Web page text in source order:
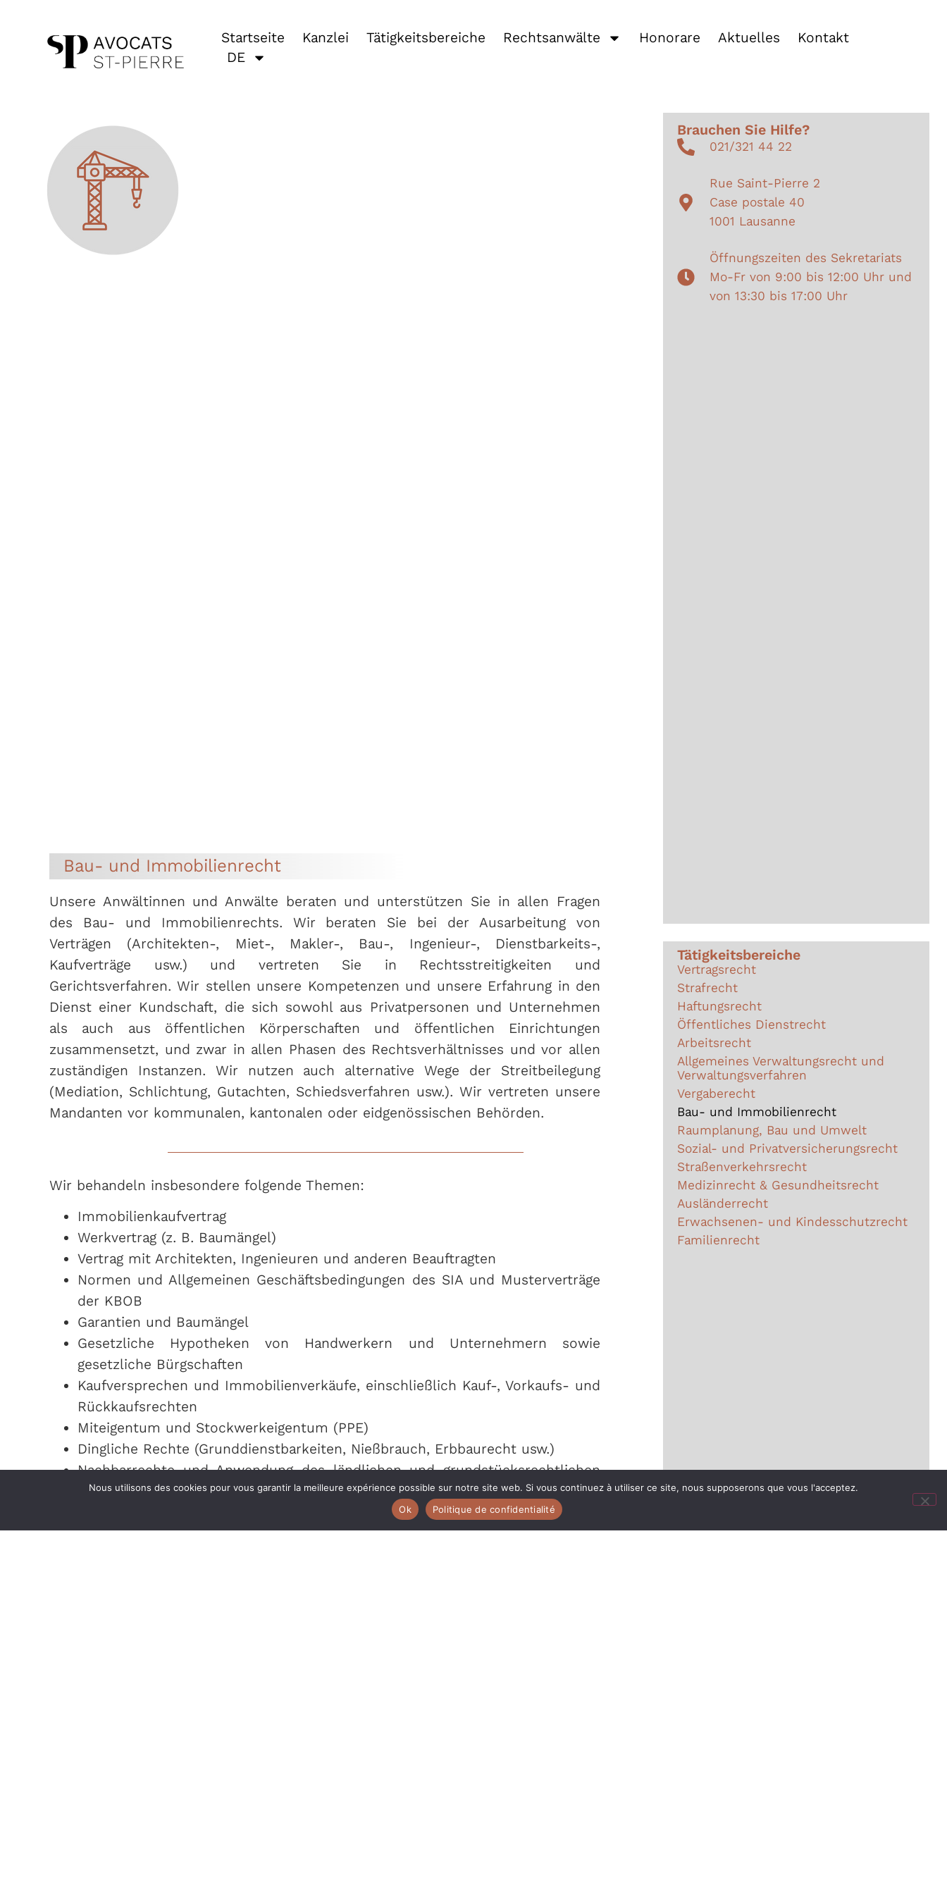
Startseite Kanzlei Tätigkeitsbereiche Rechtsanwälte Honorare Aktuelles
Kontakt
DE
Brauchen Sie Hilfe?
021/321 44 22
Rue Saint-Pierre 2
Case postale 40
1001 Lausanne
Öffnungszeiten des Sekretariats
Mo-Fr von 9:00 bis 12:00 Uhr und
von 13:30 bis 17:00 Uhr
Bau- und Immobilienrecht
Unsere Anwältinnen und Anwälte beraten und unterstützen Sie in allen Fragen
des Bau- und Immobilienrechts. Wir beraten Sie bei der Ausarbeitung von
Verträgen (Architekten-, Miet-, Makler-, Bau-, Ingenieur-, Dienstbarkeits-,
Kaufverträge usw.) und vertreten Sie in Rechtsstreitigkeiten und
Gerichtsverfahren. Wir stellen unsere Kompetenzen und unsere Erfahrung in den
Dienst einer Kundschaft, die sich sowohl aus Privatpersonen und Unternehmen
als auch aus öffentlichen Körperschaften und öffentlichen Einrichtungen
zusammensetzt, und zwar in allen Phasen des Rechtsverhältnisses und vor allen
zuständigen Instanzen. Wir nutzen auch alternative Wege der Streitbeilegung
(Mediation, Schlichtung, Gutachten, Schiedsverfahren usw.). Wir vertreten unsere
Mandanten vor kommunalen, kantonalen oder eidgenössischen Behörden.
Wir behandeln insbesondere folgende Themen:
Immobilienkaufvertrag
Werkvertrag (z. B. Baumängel)
Vertrag mit Architekten, Ingenieuren und anderen Beauftragten
Normen und Allgemeinen Geschäftsbedingungen des SIA und Musterverträge
der KBOB
Garantien und Baumängel
Gesetzliche Hypotheken von Handwerkern und Unternehmern sowie
gesetzliche Bürgschaften
Kaufversprechen und Immobilienverkäufe, einschließlich Kauf-, Vorkaufs- und
Rückkaufsrechten
Miteigentum und Stockwerkeigentum (PPE)
Dingliche Rechte (Grunddienstbarkeiten, Nießbrauch, Erbbaurecht usw.)
Nachbarrechte und Anwendung des ländlichen und grundstücksrechtlichen
Gesetzbuchs
Miet- und Pachtverträge (z. B. Anfechtung der Miete, Mängel am Mietobjekt)
Tätigkeitsbereiche
Vertragsrecht
Strafrecht
Haftungsrecht
Öffentliches Dienstrecht
Arbeitsrecht
Allgemeines Verwaltungsrecht und
Verwaltungsverfahren
Vergaberecht
Bau- und Immobilienrecht
Raumplanung, Bau und Umwelt
Sozial- und Privatversicherungsrecht
Straßenverkehrsrecht
Medizinrecht & Gesundheitsrecht
Ausländerrecht
Erwachsenen- und Kindesschutzrecht
Familienrecht
Nous utilisons des cookies pour vous garantir la meilleure expérience possible sur notre site web. Si vous continuez à utiliser ce site, nous supposerons que vous l'acceptez.
Ok
Politique de confidentialité